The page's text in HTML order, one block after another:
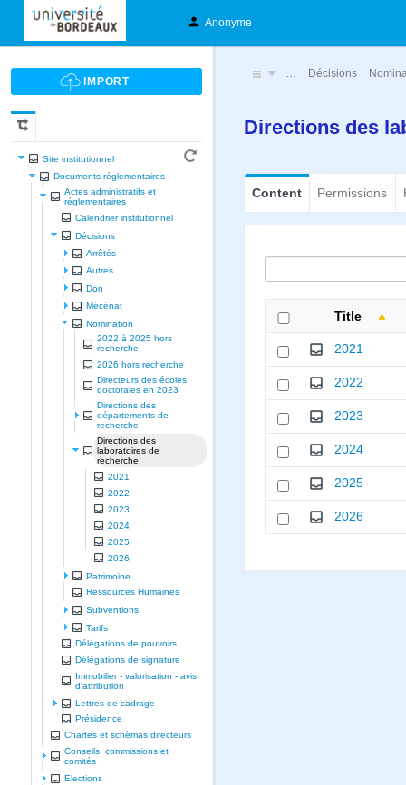
Anonyme
Site institutionnel
Documents réglementaires
Actes administratifs et
réglementaires
Calendrier institutionnel
Décisions
Arrêtés
Autres
Don
Mécénat
Nomination
2022 à 2025 hors
recherche
2026 hors recherche
Directeurs des écoles
doctorales en 2023
Directions des
départements de
recherche
Directions des
laboratoires de
recherche
2021
2022
2023
2024
2025
2026
Patrimoine
Ressources Humaines
Subventions
Tarifs
Délégations de pouvoirs
Délégations de signature
Immobilier - valorisation - avis
d'attribution
Lettres de cadrage
Présidence
Chartes et schèmas directeurs
Conseils, commissions et
comités
Elections
… Décisions
Directions des
Content Permissions
Title
2021
2022
2023
2024
2025
2026